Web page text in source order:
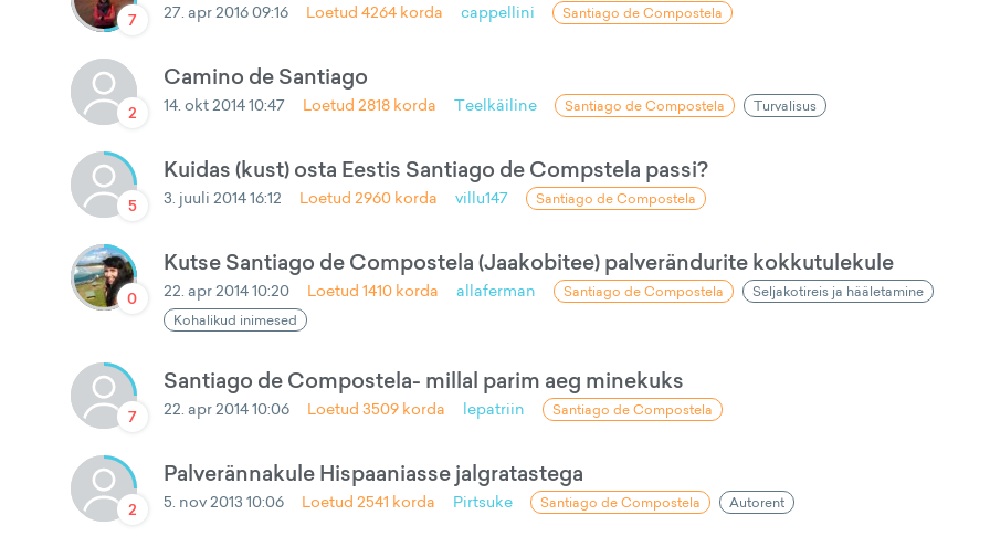
7 27. apr 2016 09:16 Loetud 4264 korda cappellini Santiago de Compostela
2
Camino de Santiago
14. okt 2014 10:47 Loetud 2818 korda Teelkäiline Santiago de Compostela Turvalisus
5
Kuidas (kust) osta Eestis Santiago de Compstela passi?
3. juuli 2014 16:12 Loetud 2960 korda villu147 Santiago de Compostela
0
Kutse Santiago de Compostela (Jaakobitee) palverändurite kokkutulekule
22. apr 2014 10:20 Loetud 1410 korda allaferman Santiago de Compostela
Seljakotireis ja hääletamine
Kohalikud inimesed
7
Santiago de Compostela- millal parim aeg minekuks
22. apr 2014 10:06 Loetud 3509 korda lepatriin Santiago de Compostela
2
Palverännakule Hispaaniasse jalgratastega
5. nov 2013 10:06 Loetud 2541 korda Pirtsuke Santiago de Compostela Autorent